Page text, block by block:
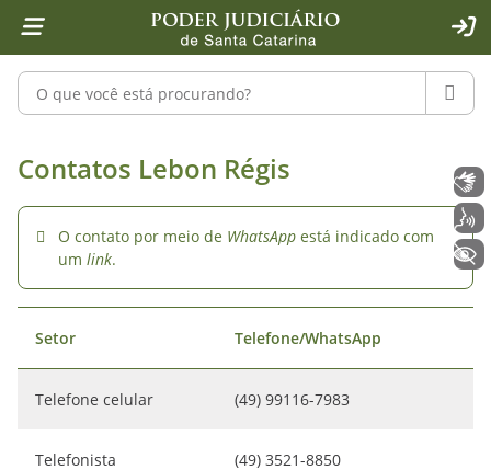
1 Ir para o conteúdo
2 Ir para a ferramenta de acessibilidade - Rybená
4 Ir para o menu principal
5 Ir para a pesquisa
6 Ir para o rodapé
7 Ir para a página inicial
Pesquisar no portal
Lebon Régis - Poder Judiciário de
Contatos Lebon Régis
O contato por meio de WhatsApp está indicado com
um link.
Setor Telefone/WhatsApp
Telefone celular (49) 99116-7983
Telefonista (49) 3521-8850